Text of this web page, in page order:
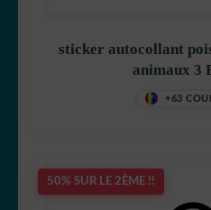
sticker autocollant
animaux 3
+63
50% SUR LE 2ÈME !!